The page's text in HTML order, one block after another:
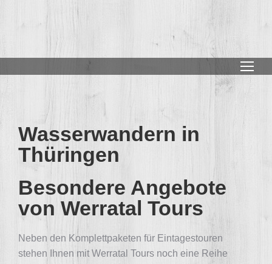
Wasserwandern in
Thüringen
Besondere Angebote
von Werratal Tours
Neben den Komplettpaketen für Eintagestouren
stehen Ihnen mit Werratal Tours noch eine Reihe